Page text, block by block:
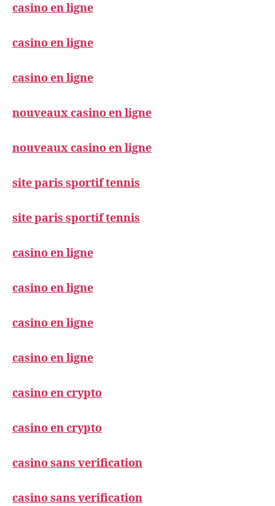
casino en ligne
casino en ligne
casino en ligne
nouveaux casino en ligne
nouveaux casino en ligne
site paris sportif tennis
site paris sportif tennis
casino en ligne
casino en ligne
casino en ligne
casino en ligne
casino en crypto
casino en crypto
casino sans verification
casino sans verification